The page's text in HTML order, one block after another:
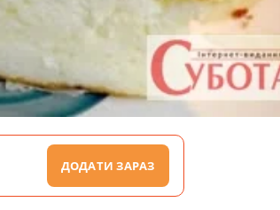
ДОДАТИ ЗАРАЗ